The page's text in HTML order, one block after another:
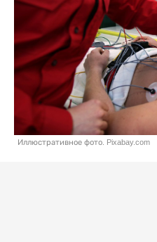
Иллюстративное фото. Pixabay.com